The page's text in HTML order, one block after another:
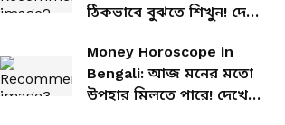
ঠিকভাবে বুঝতে শিখুন! দেখে
প্রেমের রাশিফল
Money Horoscope in
Bengali: আজ মনের মতো
উপহার মিলতে পারে! দেখে